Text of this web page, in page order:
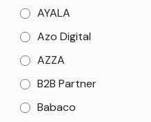
AYALA
Azo Digital
AZZA
B2B Partner
Babaco